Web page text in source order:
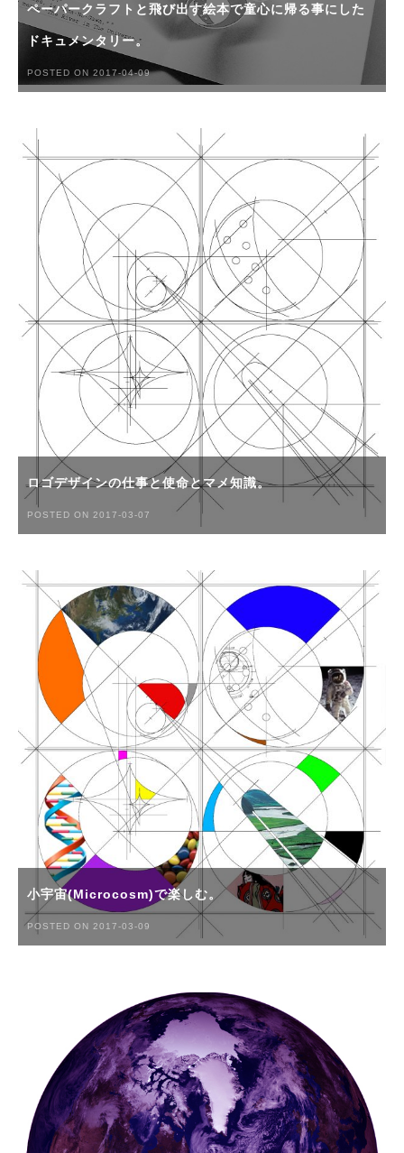
ペーパークラフトと飛び出す絵本で童心に帰る事にした
ドキュメンタリー。
POSTED ON 2017-04-09
ロゴデザインの仕事と使命とマメ知識。
POSTED ON 2017-03-07
小宇宙(Microcosm)で楽しむ。
POSTED ON 2017-03-09